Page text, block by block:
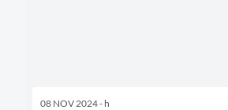
08 NOV 2024 - h